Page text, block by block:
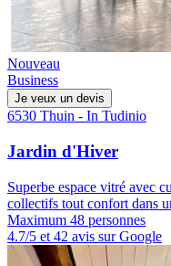
Nouveau
Business
Je veux un devis
6530 Thuin - In Tudinio
Jardin d'Hiver
Superbe espace vitré avec
collectifs tout confort dans
Maximum 48 personnes
4.7/5 et 42 avis sur Google